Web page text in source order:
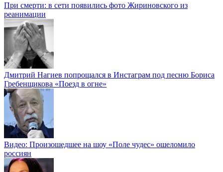
При смерти: в сети появились фото Жириновского из
реанимации
Дмитрий Нагиев попрощался в Инстаграм под песню Бориса
Гребенщикова «Поезд в огне»
Видео: Произошедшее на шоу «Поле чудес» ошеломило
россиян